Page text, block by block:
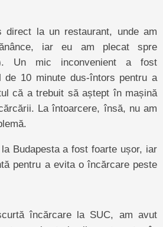
direct la un restaurant, unde am
iar eu am plecat spre
Un mic inconvenient a fost
de 10 minute dus-întors pentru a
că a trebuit să aștept în mașină
La întoarcere, însă, nu am
Budapesta a fost foarte ușor, iar
pentru a evita o încărcare peste
încărcare la SUC, am avut